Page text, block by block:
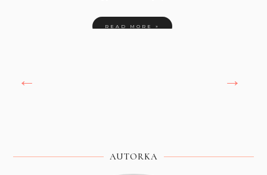
READ MORE »
← →
AUTORKA